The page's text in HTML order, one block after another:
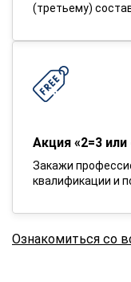
(третьему)
Акция «2=3 или
Закажи
квалификации и
Ознакомиться со